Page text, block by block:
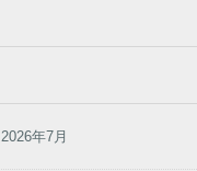
2026年7月